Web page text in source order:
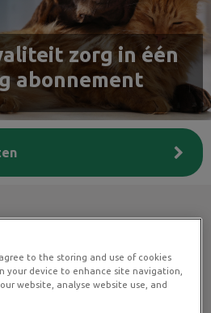
zorg in één
abonnement
krijgt je huisdier de zorg die het
to the storing and use of cookies
your device to enhance site navigation,
website, analyse website use, and